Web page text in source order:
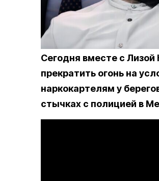
Сегодня вместе с
прекратить огонь на
наркокартелям у
стычках с полицией в